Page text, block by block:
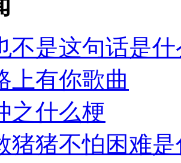
不是这句话是
上有你歌曲
之什么梗
猪猪不怕困难